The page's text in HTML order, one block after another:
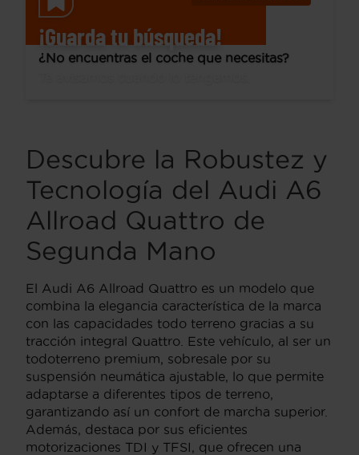
¡Guarda tu búsqueda!
¿No encuentras el coche que necesitas?
Descubre la Robustez y
Tecnología del Audi A6
Allroad Quattro de
Segunda Mano
El Audi A6 Allroad Quattro es un modelo que
combina la elegancia característica de la marca
con las capacidades todo terreno gracias a su
tracción integral Quattro. Este vehículo, al ser un
todoterreno premium, sobresale por su
suspensión neumática ajustable, lo que permite
adaptarse a diferentes tipos de terreno,
garantizando así un confort de marcha superior.
Además, destaca por sus eficientes
motorizaciones TDI y TFSI, que ofrecen una